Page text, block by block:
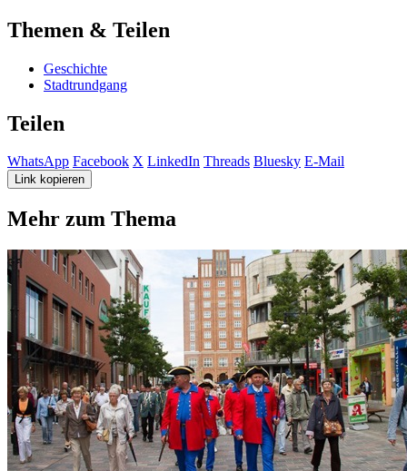
Themen & Teilen
Geschichte
Stadtrundgang
Teilen
WhatsApp Facebook X LinkedIn Threads Bluesky E-Mail
Link kopieren
Mehr zum Thema